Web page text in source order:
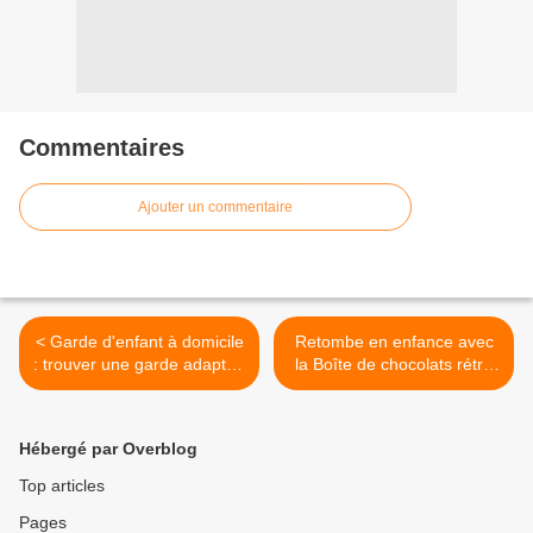
Commentaires
Ajouter un commentaire
< Garde d'enfant à domicile
: trouver une garde adaptée
en toute sécurité
Retombe en enfance avec
la Boîte de chocolats rétro
des années 80 - Crok' Ta
Hébergé par Overblog
Top articles
Pages